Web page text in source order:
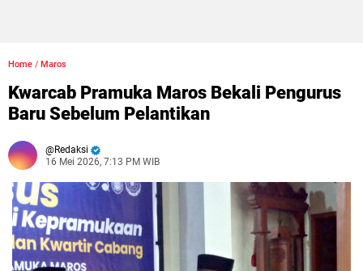
Home / Maros
Kwarcab Pramuka Maros Bekali Pengurus
Baru Sebelum Pelantikan
Redaksi
16 Mei 2026, 7:13 PM WIB